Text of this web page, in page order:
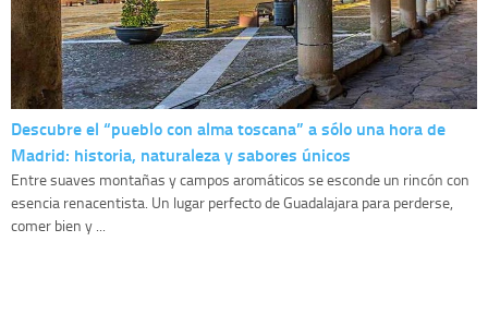
Descubre el “pueblo con alma toscana” a sólo una hora de
Madrid: historia, naturaleza y sabores únicos
Entre suaves montañas y campos aromáticos se esconde un rincón con
esencia renacentista. Un lugar perfecto de Guadalajara para perderse,
comer bien y ...